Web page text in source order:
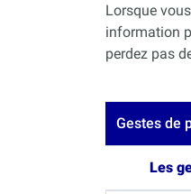
Lorsque
information
perdez pas
Gestes de
Les